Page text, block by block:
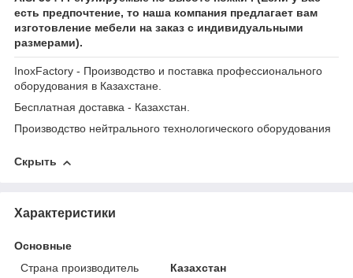
есть предпочтение, то наша компания предлагает вам
изготовление мебели на заказ с индивидуальными
размерами).
InoxFactory - Производство и поставка профессионального
оборудования в Казахстане.
Бесплатная доставка - Казахстан.
Производство нейтрального технологического оборудования
Скрыть
Характеристики
Основные
Страна производитель
Казахстан